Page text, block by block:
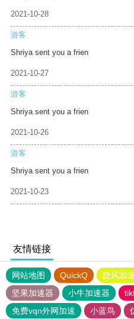
2021-10-28
游客
Shriya sent you a frien
2021-10-27
游客
Shriya sent you a frien
2021-10-26
游客
Shriya sent you a frien
2021-10-23
友情链接
网站地图 QuickQ 旋风加
坚果加速器
小牛加速器
免费vqn外网加速
小蓝鸟